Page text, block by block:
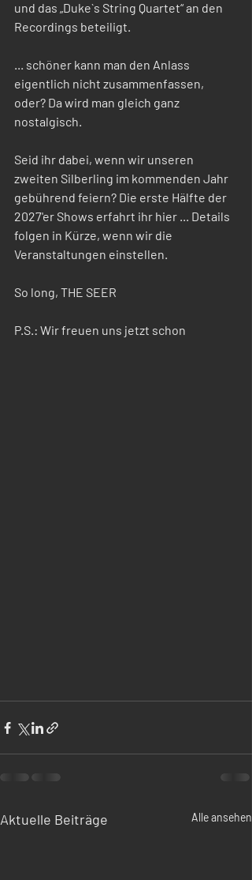
und das „Duke`s String Quartet“ an den
Recordings beteiligt.
... schöner kann man den Anlass
eigentlich nicht zusammenfassen,
oder? Da wird man gleich ganz
nostalgisch.
Seid ihr dabei, wenn wir unseren
zweiten Silberling im kommenden Jahr
gebührend feiern? Die erste Hälfte der
2027'er Shows erfahrt ihr hier ... Details
folgen in Kürze, wenn wir die
Veranstaltungen einstellen.
So long, THE SEER
P.S.: Wir freuen uns jetzt schon
Aktuelle Beiträge Alle ansehen